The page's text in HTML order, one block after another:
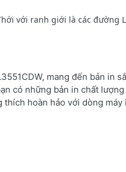
với ranh giới là các đường
mang đến bản in
có những bản in chất
hoàn hảo với dòng máy